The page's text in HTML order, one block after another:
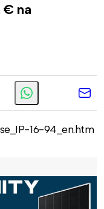
€ na
16-94_en.htm